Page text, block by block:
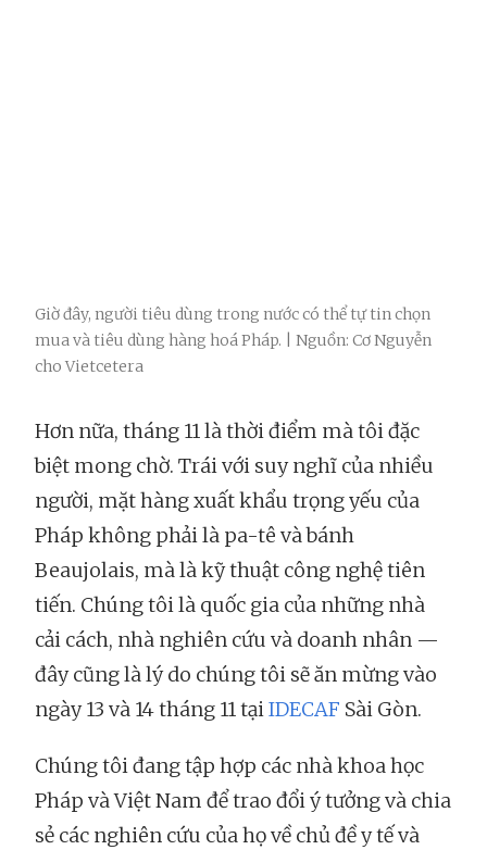
Giờ đây, người tiêu dùng trong nước có thể tự tin chọn
mua và tiêu dùng hàng hoá Pháp. | Nguồn: Cơ Nguyễn
cho Vietcetera
Hơn nữa, tháng 11 là thời điểm mà tôi đặc
biệt mong chờ. Trái với suy nghĩ của nhiều
người, mặt hàng xuất khẩu trọng yếu của
Pháp không phải là pa-tê và bánh
Beaujolais, mà là kỹ thuật công nghệ tiên
tiến. Chúng tôi là quốc gia của những nhà
cải cách, nhà nghiên cứu và doanh nhân —
đây cũng là lý do chúng tôi sẽ ăn mừng vào
ngày 13 và 14 tháng 11 tạiIDECAF Sài Gòn.
Chúng tôi đang tập hợp các nhà khoa học
Pháp và Việt Nam để trao đổi ý tưởng và chia
sẻ các nghiên cứu của họ về chủ đề y tế và